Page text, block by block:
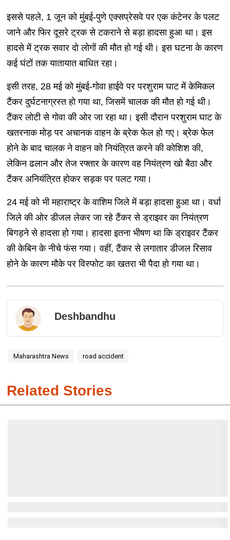
इससे पहले, 1 जून को मुंबई-पुणे एक्सप्रेसवे पर एक कंटेनर के पलट
जाने और फिर दूसरे ट्रक से टकराने से बड़ा हादसा हुआ था। इस
हादसे में ट्रक सवार दो लोगों की मौत हो गई थी। इस घटना के कारण
कई घंटों तक यातायात बाधित रहा।
इसी तरह, 28 मई को मुंबई-गोवा हाईवे पर परशुराम घाट में केमिकल
टैंकर दुर्घटनाग्रस्त हो गया था, जिसमें चालक की मौत हो गई थी।
टैंकर लोटी से गोवा की ओर जा रहा था। इसी दौरान परशुराम घाट के
खतरनाक मोड़ पर अचानक वाहन के ब्रेक फेल हो गए। ब्रेक फेल
होने के बाद चालक ने वाहन को नियंत्रित करने की कोशिश की,
लेकिन ढलान और तेज रफ्तार के कारण वह नियंत्रण खो बैठा और
टैंकर अनियंत्रित होकर सड़क पर पलट गया।
24 मई को भी महाराष्ट्र के वाशिम जिले में बड़ा हादसा हुआ था। वर्धा
जिले की ओर डीजल लेकर जा रहे टैंकर से ड्राइवर का नियंत्रण
बिगड़ने से हादसा हो गया। हादसा इतना भीषण था कि ड्राइवर टैंकर
की केबिन के नीचे फंस गया। वहीं, टैंकर से लगातार डीजल रिसाव
होने के कारण मौके पर विस्फोट का खतरा भी पैदा हो गया था।
Deshbandhu
Maharashtra News road accident
Related Stories